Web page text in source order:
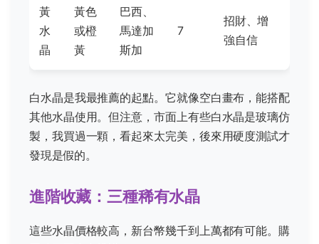
黃
水
晶
黃色
或橙
黃
巴西、
馬達加
斯加
7
招財、增
強自信
白水晶是我最推薦的起點。它就像空白畫布，能搭配
其他水晶使用。但注意，市面上有些白水晶是玻璃仿
製，我買過一顆，看起來太完美，後來用硬度測試才
發現是假的。
進階收藏：三種稀有水晶
這些水晶價格較高，新台幣幾千到上萬都有可能。購